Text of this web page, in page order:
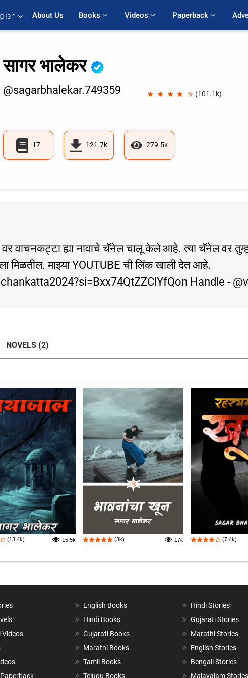
About Us Books Videos Paperback
सागर भालेकर
@sagarbhalekar.749359 (101.1k)
17 121.7k 279.5k
वाचनकट्टा ह्या नावाचे चॅनेल चालू केले आहे. त्या चॅनेल वर
मिळतील. माझ्या YOUTUBE ची लिंक खाली देत आहे.
Handle -
NOVELS (2)
(13.4k) 15.5k (3k) 17k (7.4k)
Videos
English Books
Hindi Books
Gujarati Books
Marathi Books
Tamil Books
Telugu Books
Hindi Stories
Gujarati Stories
Marathi Stories
English Stories
Bengali Stories
Malayalam Stories